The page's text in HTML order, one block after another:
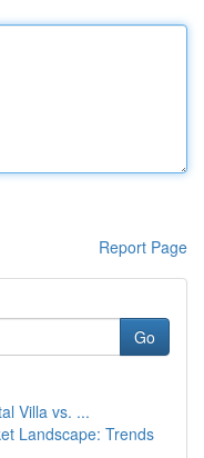
Report Page
Go
Villa vs. ...
Landscape: Trends